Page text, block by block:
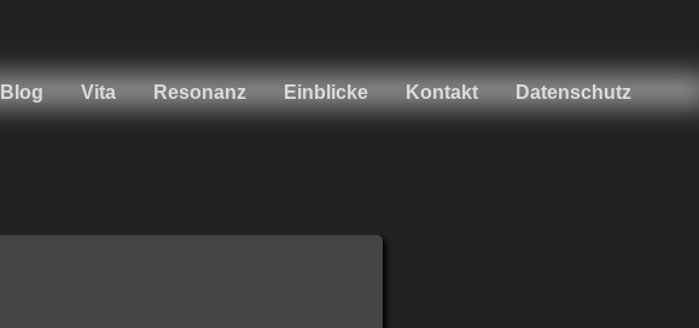
Blog Vita Resonanz Einblicke Kontakt Datenschutz